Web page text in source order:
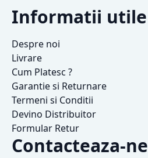
Informatii utile
Despre noi
Livrare
Cum Platesc ?
Garantie si Returnare
Termeni si Conditii
Devino Distribuitor
Formular Retur
Contacteaza-ne